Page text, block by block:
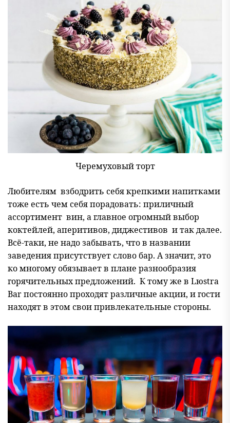
Черемуховый торт
Любителям взбодрить себя крепкими напитками
тоже есть чем себя порадовать: приличный
ассортимент вин, а главное огромный выбор
коктейлей, аперитивов, диджестивов и так далее.
Всё-таки, не надо забывать, что в названии
заведения присутствует слово бар. А значит, это
ко многому обязывает в плане разнообразия
горячительных предложений. К тому же в Lюstra
Bar постоянно проходят различные акции, и гости
находят в этом свои привлекательные стороны.